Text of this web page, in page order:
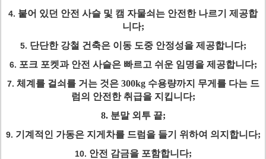
4. 붙어 있던 안전 사슬 및 캠 자물쇠는 안전한 나르기 제공합
니다;
5. 단단한 강철 건축은 이동 도중 안정성을 제공합니다;
6. 포크 포켓과 안전 사슬은 빠르고 쉬운 임명을 제공합니다;
7. 체계를 걸쇠를 거는 것은 300kg 수용량까지 무게를 다는 드
럼의 안전한 취급을 지킵니다;
8. 분말 외투 끝;
9. 기계적인 가동은 지게차를 드럼을 들기 위하여 의지합니다;
10. 안전 감금을 포함합니다;